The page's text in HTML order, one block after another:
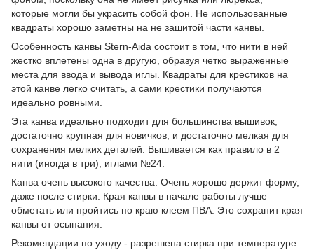
которые могли бы украсить собой фон. Не использованные
квадраты хорошо заметны на не зашитой части канвы.
Особенность канвы Stern-Aida состоит в том, что нити в ней
жестко вплетены одна в другую, образуя четко выраженные
места для ввода и вывода иглы. Квадраты для крестиков на
этой канве легко считать, а сами крестики получаются
идеально ровными.
Эта канва идеально подходит для большинства вышивок,
достаточно крупная для новичков, и достаточно мелкая для
сохранения мелких деталей. Вышивается как правило в 2
нити (иногда в три), иглами №24.
Канва очень высокого качества. Очень хорошо держит форму,
даже после стирки. Края канвы в начале работы лучше
обметать или пройтись по краю клеем ПВА. Это сохранит края
канвы от осыпания.
Рекомендации по уходу - разрешена стирка при температуре